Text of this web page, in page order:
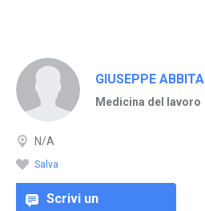
GIUSEPPE ABBITA
Medicina del lavoro
N/A
Salva
Scrivi un